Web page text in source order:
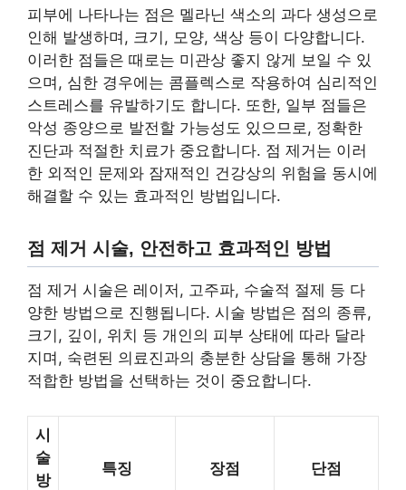
피부에 나타나는 점은 멜라닌 색소의 과다 생성으로
인해 발생하며, 크기, 모양, 색상 등이 다양합니다.
이러한 점들은 때로는 미관상 좋지 않게 보일 수 있
으며, 심한 경우에는 콤플렉스로 작용하여 심리적인
스트레스를 유발하기도 합니다. 또한, 일부 점들은
악성 종양으로 발전할 가능성도 있으므로, 정확한
진단과 적절한 치료가 중요합니다. 점 제거는 이러
한 외적인 문제와 잠재적인 건강상의 위험을 동시에
해결할 수 있는 효과적인 방법입니다.
점 제거 시술, 안전하고 효과적인 방법
점 제거 시술은 레이저, 고주파, 수술적 절제 등 다
양한 방법으로 진행됩니다. 시술 방법은 점의 종류,
크기, 깊이, 위치 등 개인의 피부 상태에 따라 달라
지며, 숙련된 의료진과의 충분한 상담을 통해 가장
적합한 방법을 선택하는 것이 중요합니다.
시
술
방
특징 장점 단점